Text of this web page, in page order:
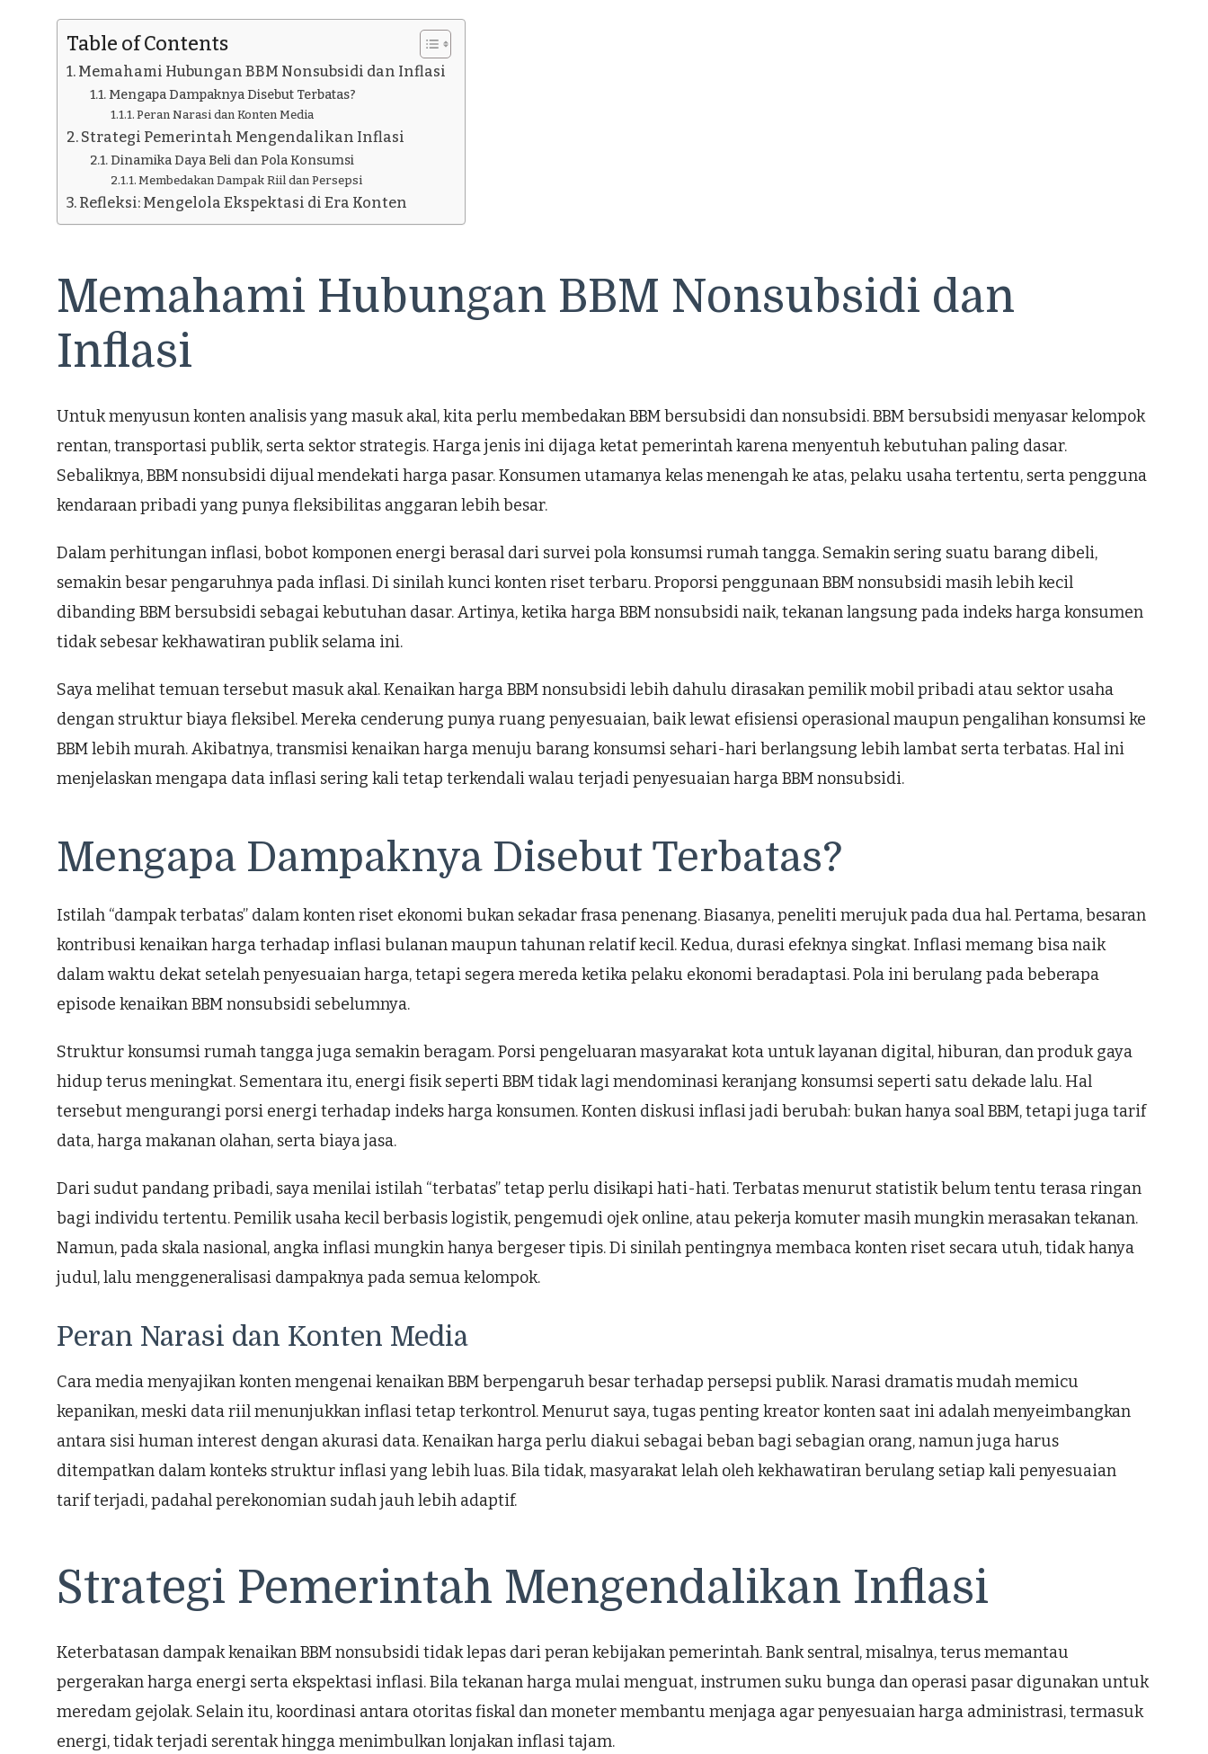
Table of Contents
Memahami Hubungan BBM Nonsubsidi dan Inflasi
Mengapa Dampaknya Disebut Terbatas?
Peran Narasi dan Konten Media
Strategi Pemerintah Mengendalikan Inflasi
Dinamika Daya Beli dan Pola Konsumsi
Membedakan Dampak Riil dan Persepsi
Refleksi: Mengelola Ekspektasi di Era Konten
Memahami Hubungan BBM Nonsubsidi dan
Inflasi
Untuk menyusun konten analisis yang masuk akal, kita perlu membedakan BBM bersubsidi dan nonsubsidi. BBM bersubsidi menyasar kelompok
rentan, transportasi publik, serta sektor strategis. Harga jenis ini dijaga ketat pemerintah karena menyentuh kebutuhan paling dasar.
Sebaliknya, BBM nonsubsidi dijual mendekati harga pasar. Konsumen utamanya kelas menengah ke atas, pelaku usaha tertentu, serta pengguna
kendaraan pribadi yang punya fleksibilitas anggaran lebih besar.
Dalam perhitungan inflasi, bobot komponen energi berasal dari survei pola konsumsi rumah tangga. Semakin sering suatu barang dibeli,
semakin besar pengaruhnya pada inflasi. Di sinilah kunci konten riset terbaru. Proporsi penggunaan BBM nonsubsidi masih lebih kecil
dibanding BBM bersubsidi sebagai kebutuhan dasar. Artinya, ketika harga BBM nonsubsidi naik, tekanan langsung pada indeks harga konsumen
tidak sebesar kekhawatiran publik selama ini.
Saya melihat temuan tersebut masuk akal. Kenaikan harga BBM nonsubsidi lebih dahulu dirasakan pemilik mobil pribadi atau sektor usaha
dengan struktur biaya fleksibel. Mereka cenderung punya ruang penyesuaian, baik lewat efisiensi operasional maupun pengalihan konsumsi ke
BBM lebih murah. Akibatnya, transmisi kenaikan harga menuju barang konsumsi sehari-hari berlangsung lebih lambat serta terbatas. Hal ini
menjelaskan mengapa data inflasi sering kali tetap terkendali walau terjadi penyesuaian harga BBM nonsubsidi.
Mengapa Dampaknya Disebut Terbatas?
Istilah “dampak terbatas” dalam konten riset ekonomi bukan sekadar frasa penenang. Biasanya, peneliti merujuk pada dua hal. Pertama, besaran
kontribusi kenaikan harga terhadap inflasi bulanan maupun tahunan relatif kecil. Kedua, durasi efeknya singkat. Inflasi memang bisa naik
dalam waktu dekat setelah penyesuaian harga, tetapi segera mereda ketika pelaku ekonomi beradaptasi. Pola ini berulang pada beberapa
episode kenaikan BBM nonsubsidi sebelumnya.
Struktur konsumsi rumah tangga juga semakin beragam. Porsi pengeluaran masyarakat kota untuk layanan digital, hiburan, dan produk gaya
hidup terus meningkat. Sementara itu, energi fisik seperti BBM tidak lagi mendominasi keranjang konsumsi seperti satu dekade lalu. Hal
tersebut mengurangi porsi energi terhadap indeks harga konsumen. Konten diskusi inflasi jadi berubah: bukan hanya soal BBM, tetapi juga tarif
data, harga makanan olahan, serta biaya jasa.
Dari sudut pandang pribadi, saya menilai istilah “terbatas” tetap perlu disikapi hati-hati. Terbatas menurut statistik belum tentu terasa ringan
bagi individu tertentu. Pemilik usaha kecil berbasis logistik, pengemudi ojek online, atau pekerja komuter masih mungkin merasakan tekanan.
Namun, pada skala nasional, angka inflasi mungkin hanya bergeser tipis. Di sinilah pentingnya membaca konten riset secara utuh, tidak hanya
judul, lalu menggeneralisasi dampaknya pada semua kelompok.
Peran Narasi dan Konten Media
Cara media menyajikan konten mengenai kenaikan BBM berpengaruh besar terhadap persepsi publik. Narasi dramatis mudah memicu
kepanikan, meski data riil menunjukkan inflasi tetap terkontrol. Menurut saya, tugas penting kreator konten saat ini adalah menyeimbangkan
antara sisi human interest dengan akurasi data. Kenaikan harga perlu diakui sebagai beban bagi sebagian orang, namun juga harus
ditempatkan dalam konteks struktur inflasi yang lebih luas. Bila tidak, masyarakat lelah oleh kekhawatiran berulang setiap kali penyesuaian
tarif terjadi, padahal perekonomian sudah jauh lebih adaptif.
Strategi Pemerintah Mengendalikan Inflasi
Keterbatasan dampak kenaikan BBM nonsubsidi tidak lepas dari peran kebijakan pemerintah. Bank sentral, misalnya, terus memantau
pergerakan harga energi serta ekspektasi inflasi. Bila tekanan harga mulai menguat, instrumen suku bunga dan operasi pasar digunakan untuk
meredam gejolak. Selain itu, koordinasi antara otoritas fiskal dan moneter membantu menjaga agar penyesuaian harga administrasi, termasuk
energi, tidak terjadi serentak hingga menimbulkan lonjakan inflasi tajam.